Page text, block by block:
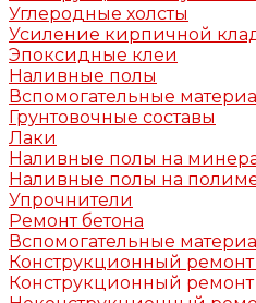
Углеродные холсты
Усиление кирпичной
Эпоксидные клеи
Наливные полы
Вспомогательные
Грунтовочные составы
Лаки
Наливные полы на
Наливные полы на
Упрочнители
Ремонт бетона
Вспомогательные
Конструкционный
Конструкционный